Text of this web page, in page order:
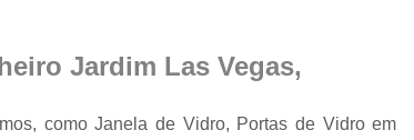
Cobertura de
Jardim Las Vegas,
como Janela de Vidro, Portas de Vidro em